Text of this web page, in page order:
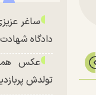
ساغر
دادگاه
عکس
تولدش